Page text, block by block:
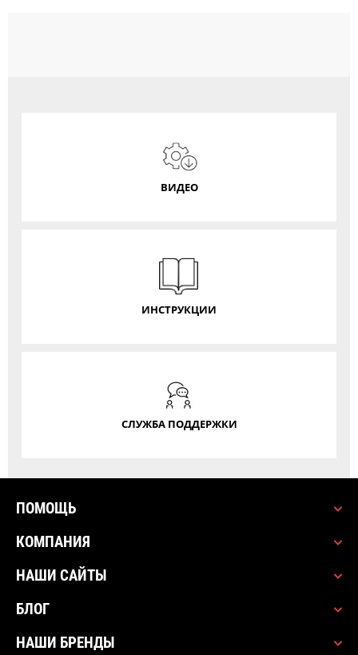
ВИДЕО
ИНСТРУКЦИИ
СЛУЖБА ПОДДЕРЖКИ
ПОМОЩЬ
КОМПАНИЯ
НАШИ САЙТЫ
БЛОГ
НАШИ БРЕНДЫ